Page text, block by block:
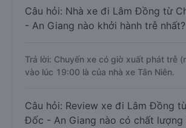
Câu hỏi: Nhà xe đi Lâm Đồng từ
- An Giang nào khởi hành trễ nhất?
Trả lời: Chuyến xe có giờ xuất phát trễ
vào lúc 19:00 là của nhà xe Tân Niên.
Câu hỏi: Review xe đi Lâm Đồng
Đốc - An Giang nào có chất